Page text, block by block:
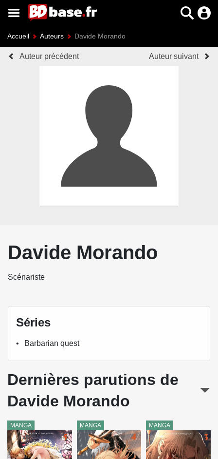
Accueil Auteurs Davide Morando
Auteur précédent Auteur suivant
Davide Morando
Scénariste
Séries
Barbarian quest
Dernières parutions de
Davide Morando
MANGA MANGA MANGA